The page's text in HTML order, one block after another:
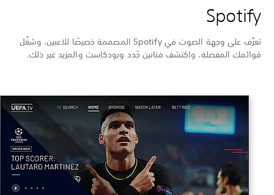
Spotify
تعرَّف على وجهة الصوت في Spotify المصممة خصيصًا للاعبين، وشغِّل
قوائمك المفضلة، واكتشف فنانين جُدد وبودكاست والمزيد غير ذلك.